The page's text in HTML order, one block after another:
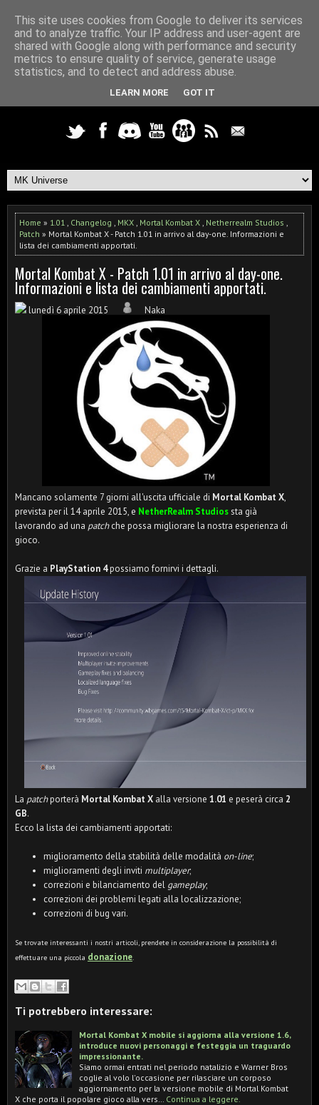
Home » 1.01 , Changelog , MKX , Mortal Kombat X , Netherrealm Studios ,
Patch » Mortal Kombat X - Patch 1.01 in arrivo al day-one. Informazioni e
lista dei cambiamenti apportati.
Mortal Kombat X - Patch 1.01 in arrivo al day-one.
Informazioni e lista dei cambiamenti apportati.
lunedì 6 aprile 2015 Naka
Mancano solamente 7 giorni all'uscita ufficiale di Mortal Kombat X,
prevista per il 14 aprile 2015, e NetherRealm Studiossta già
lavorando ad una patchche possa migliorare la nostra esperienza di
gioco.
Grazie a PlayStation 4possiamo fornirvi i dettagli.
La patchporterà Mortal Kombat X alla versione 1.01 e peserà circa 2
GB.
Ecco la lista dei cambiamenti apportati:
miglioramento della stabilità delle modalità on-line;
miglioramenti degli inviti multiplayer;
correzioni e bilanciamento del gameplay;
correzioni dei problemi legati alla localizzazione;
correzioni di bug vari.
Se trovate interessanti i nostri articoli, prendete in considerazione la possibilità di
effettuare una piccola donazione.
Ti potrebbero interessare:
Mortal Kombat X mobile si aggiorna alla versione 1.6,
introduce nuovi personaggi e festeggia un traguardo
impressionante.
Siamo ormai entrati nel periodo natalizio e Warner Bros
coglie al volo l'occasione per rilasciare un corposo
aggiornamento per la versione mobile di Mortal Kombat
X che porta il popolare gioco alla vers…
Continua a leggere.
This site uses cookies from Google to deliver its services
and to analyze traffic. Your IP address and user-agent are
shared with Google along with performance and security
metrics to ensure quality of service, generate usage
statistics, and to detect and address abuse.
LEARN MORE GOT IT